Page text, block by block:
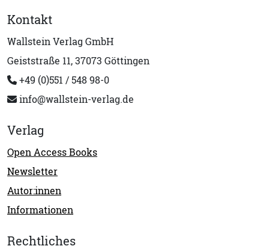
Kontakt
Wallstein Verlag GmbH
Geiststraße 11, 37073 Göttingen
+49 (0)551 / 548 98-0
info@wallstein-verlag.de
Verlag
Open Access Books
Newsletter
Autor:innen
Informationen
Rechtliches